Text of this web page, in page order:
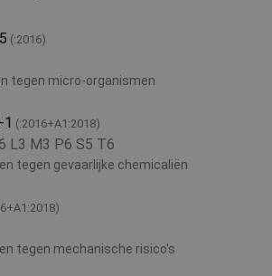
(:2016)
tegen micro-organismen
(:2016+A1:2018)
L3 M3 P6 S5 T6
tegen gevaarlijke chemicaliën
tegen mechanische risico's